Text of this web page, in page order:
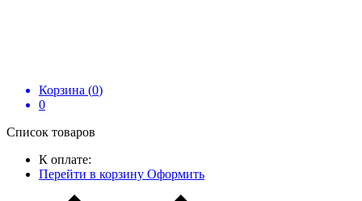
Корзина (0)
0
Список товаров
К оплате:
Перейти в корзину Оформить